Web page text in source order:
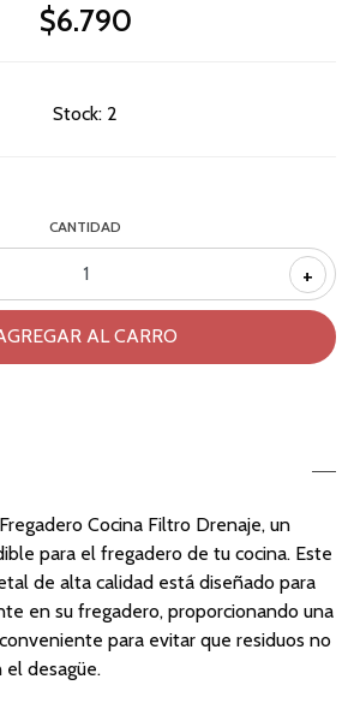
$6.790
Stock: 2
CANTIDAD
+
Cocina Filtro Drenaje, un
para el fregadero de tu cocina. Este
de alta calidad está diseñado para
en su fregadero, proporcionando una
para evitar que residuos no
desagüe.